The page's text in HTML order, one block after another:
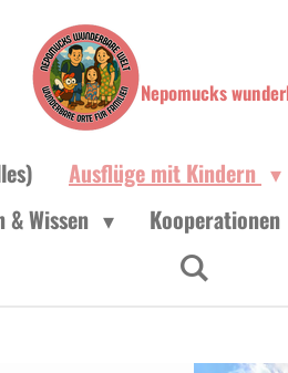
Nepomucks
Ausflüge mit Kindern
Wissen Kooperationen